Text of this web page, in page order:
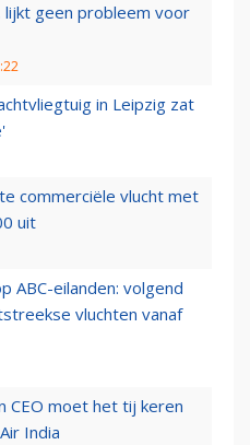
geen probleem voor
in Leipzig zat
commerciële vlucht met
uit
ABC-eilanden: volgend
vluchten vanaf
CEO moet het tij keren
India